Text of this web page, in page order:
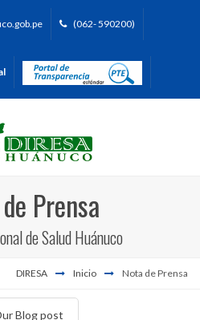
(062- 590200)
Prensa
de Salud Huánuco
DIRESA Inicio Nota de Prensa